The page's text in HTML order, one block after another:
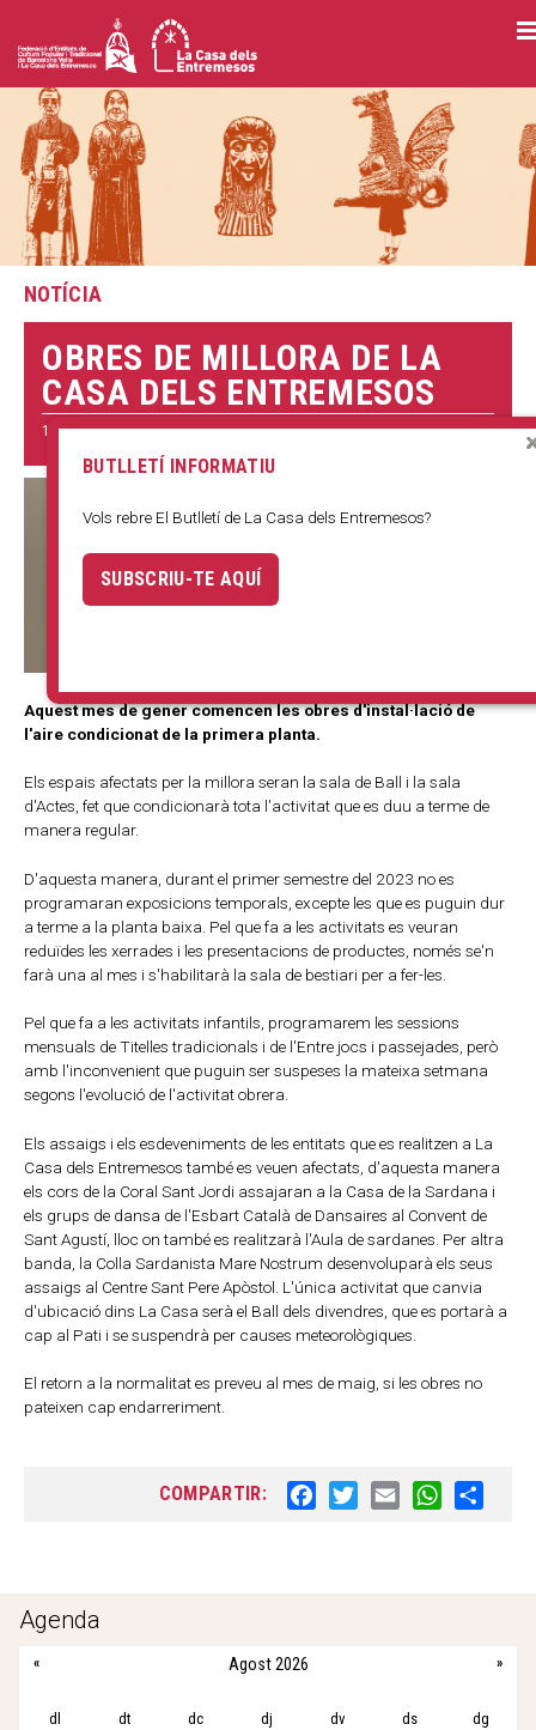
Vés
al
NOTÍCIA
OBRES DE MILLORA DE LA
CASA DELS ENTREMESOS
12 GENER 2023
Aquest mes de gener comencen les obres d'instal·lació de
l'aire condicionat de la primera planta.
Els espais afectats per la millora seran la sala de Ball i la sala
d'Actes, fet que condicionarà tota l'activitat que es duu a terme de
manera regular.
D'aquesta manera, durant el primer semestre del 2023 no es
programaran exposicions temporals, excepte les que es puguin dur
a terme a la planta baixa. Pel que fa a les activitats es veuran
reduïdes les xerrades i les presentacions de productes, només se'n
farà una al mes i s'habilitarà la sala de bestiari per a fer-les.
Pel que fa a les activitats infantils, programarem les sessions
mensuals de Titelles tradicionals i de l'Entre jocs i passejades, però
amb l'inconvenient que puguin ser suspeses la mateixa setmana
segons l'evolució de l'activitat obrera.
Els assaigs i els esdeveniments de les entitats que es realitzen a La
Casa dels Entremesos també es veuen afectats, d'aquesta manera
els cors de la Coral Sant Jordi assajaran a la Casa de la Sardana i
els grups de dansa de l'Esbart Català de Dansaires al Convent de
Sant Agustí, lloc on també es realitzarà l'Aula de sardanes. Per altra
banda, la Colla Sardanista Mare Nostrum desenvoluparà els seus
assaigs al Centre Sant Pere Apòstol. L'única activitat que canvia
d'ubicació dins La Casa serà el Ball dels divendres, que es portarà a
cap al Pati i se suspendrà per causes meteorològiques.
El retorn a la normalitat es preveu al mes de maig, si les obres no
pateixen cap endarreriment.
COMPARTIR:
Agenda
Agost 2026
« »
dl dt dc dj dv ds
dg
BUTLLETÍ INFORMATIU
Vols rebre El Butlletí de La Casa dels Entremesos?
SUBSCRIU-TE AQUÍ